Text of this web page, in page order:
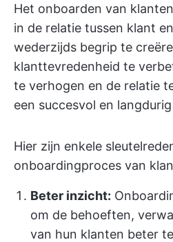
Het onboarden van
in de relatie tussen klant
wederzijds begrip te
klanttevredenheid te
te verhogen en de relatie
een succesvol en
Hier zijn enkele
onboardingproces van
Beter inzicht:
om de behoeften,
van hun klanten beter